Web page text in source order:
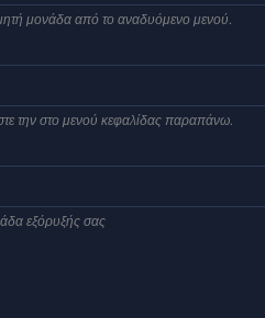
μονάδα από το αναδυόμενο μενού.
την στο μενού κεφαλίδας παραπάνω.
εξόρυξής σας